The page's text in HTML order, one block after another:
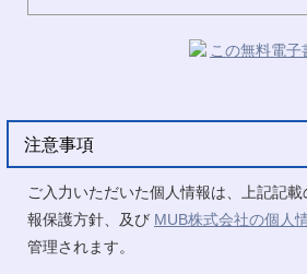
注意事項
ご入力いただいた個人情報は、上記記
報保護方針、及び MUB株式会社の個人
管理されます。